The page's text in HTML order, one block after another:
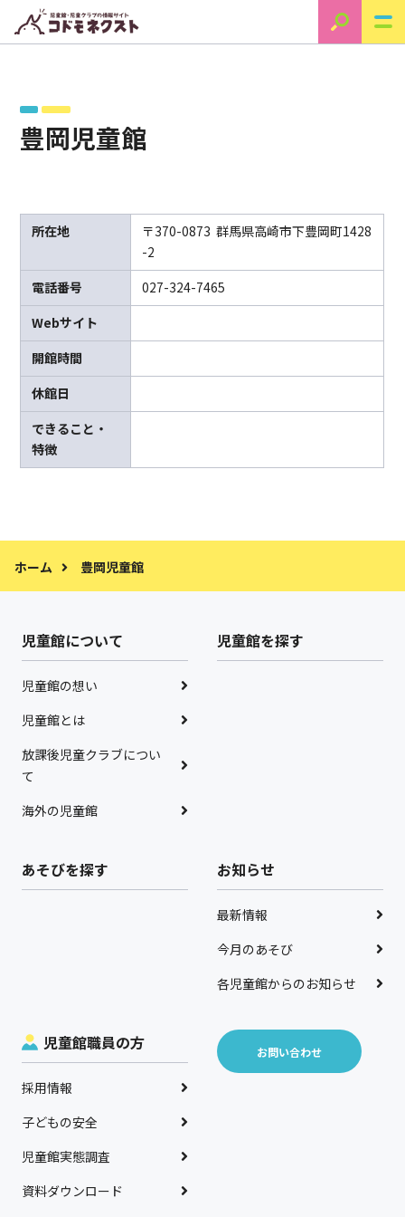
豊岡児童館
所在地
〒370-0873 群馬県高崎市下豊岡町1428
-2
電話番号
027-324-7465
Webサイト
開館時間
休館日
できること・
特徴
ホーム 豊岡児童館
児童館について
児童館の想い
児童館とは
放課後児童クラブについ
て
海外の児童館
児童館を探す
あそびを探す お知らせ
最新情報
今月のあそび
各児童館からのお知らせ
児童館職員の方
採用情報
子どもの安全
児童館実態調査
資料ダウンロード
お問い合わせ